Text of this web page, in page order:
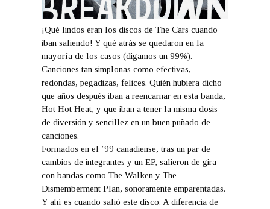
¡Qué lindos eran los discos de The Cars cuando
iban saliendo! Y qué atrás se quedaron en la
mayoría de los casos (digamos un 99%).
Canciones tan simplonas como efectivas,
redondas, pegadizas, felices. Quién hubiera dicho
que años después iban a reencarnar en esta banda,
Hot Hot Heat, y que iban a tener la misma dosis
de diversión y sencillez en un buen puñado de
canciones.
Formados en el ’99 canadiense, tras un par de
cambios de integrantes y un EP, salieron de gira
con bandas como The Walken y The
Dismemberment Plan, sonoramente emparentadas.
Y ahí es cuando salió este disco. A diferencia de